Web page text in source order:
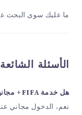
ما عليك سوى البحث
الأسئلة الشائعة
هل خدمة FIFA+ مجانية؟
نعم، الدخول مجاني